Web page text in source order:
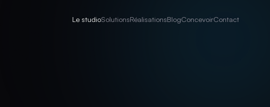
Le studioSolutionsRéalisationsBlogConcevoirContact